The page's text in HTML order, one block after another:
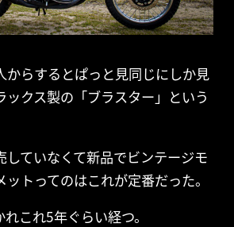
からするとぱっと見同じにしか見
ックス製の「ブラスター」という
していなくて新品でビンテージモ
ットってのはこれが定番だった。
これ5年ぐらい経つ。